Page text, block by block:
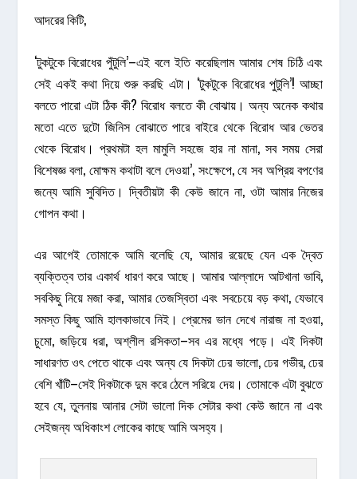
আদরের কিটি,
‘টুকটুকে বিরোধের পুঁটুলি’–এই বলে ইতি করেছিলাম আমার শেষ চিঠি এবং
সেই একই কথা দিয়ে শুরু করছি এটা। ‘টুকটুকে বিরোধের পুটুলি’! আচ্ছা
বলতে পারো এটা ঠিক কী? বিরোধ বলতে কী বোঝায়। অন্য অনেক কথার
মতো এতে দুটো জিনিস বোঝাতে পারে বাইরে থেকে বিরোধ আর ভেতর
থেকে বিরোধ। প্রথমটা হল মামুলি সহজে হার না মানা, সব সময় সেরা
বিশেষজ্ঞ বলা, মোক্ষম কথাটা বলে দেওয়া’, সংক্ষেপে, যে সব অপ্রিয় বপণের
জন্যে আমি সুবিদিত। দ্বিতীয়টা কী কেউ জানে না, ওটা আমার নিজের
গোপন কথা।
এর আগেই তোমাকে আমি বলেছি যে, আমার রয়েছে যেন এক দ্বৈত
ব্যক্তিত্ব তার একার্থ ধারণ করে আছে। আমার আল্লাদে আটখানা ভাবি,
সবকিছু নিয়ে মজা করা, আমার তেজস্বিতা এবং সবচেয়ে বড় কথা, যেভাবে
সমস্ত কিছু আমি হালকাভাবে নিই। প্রেমের ভান দেখে নারাজ না হওয়া,
চুমো, জড়িয়ে ধরা, অশ্লীল রসিকতা–সব এর মধ্যে পড়ে। এই দিকটা
সাধারণত ওৎ পেতে থাকে এবং অন্য যে দিকটা ঢের ভালো, ঢের গভীর, ঢের
বেশি খাঁটি–সেই দিকটাকে দুম করে ঠেলে সরিয়ে দেয়। তোমাকে এটা বুঝতে
হবে যে, তুলনায় আনার সেটা ভালো দিক সেটার কথা কেউ জানে না এবং
সেইজন্য অধিকাংশ লোকের কাছে আমি অসহ্য।